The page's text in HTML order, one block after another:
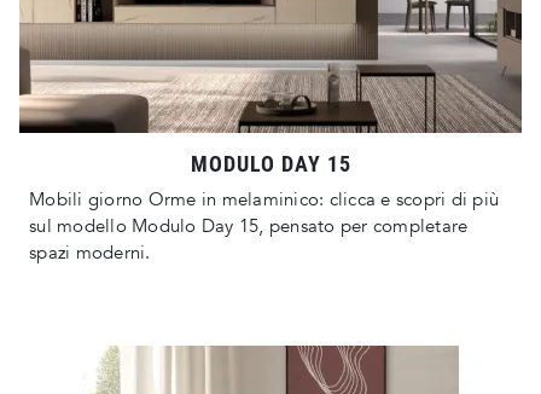
MODULO DAY 15
Mobili giorno Orme in melaminico: clicca e scopri di più
sul modello Modulo Day 15, pensato per completare
spazi moderni.